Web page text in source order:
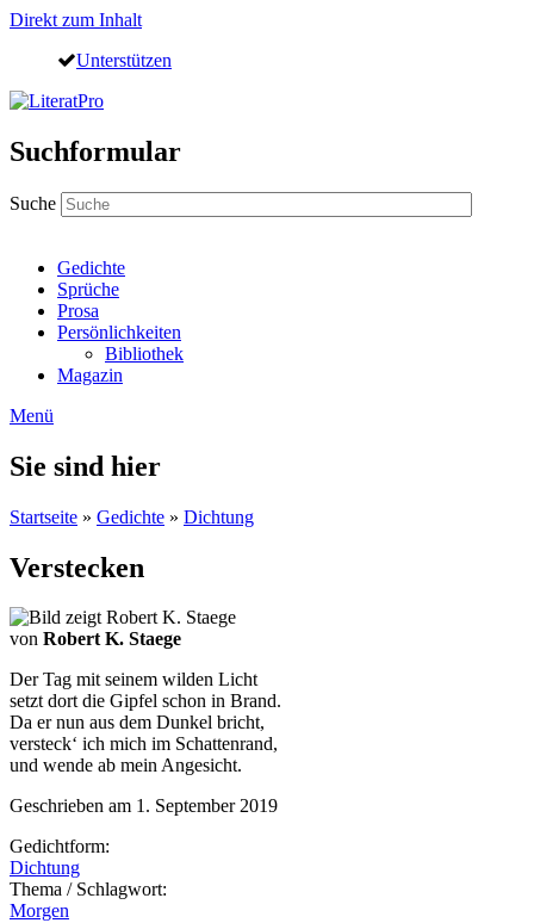
Direkt zum Inhalt
Unterstützen
Suchformular
Suche
Gedichte
Sprüche
Prosa
Persönlichkeiten
Bibliothek
Magazin
Menü
Sie sind hier
Startseite » Gedichte » Dichtung
Verstecken
von Robert K. Staege
Der Tag mit seinem wilden Licht
setzt dort die Gipfel schon in Brand.
Da er nun aus dem Dunkel bricht,
versteck‘ ich mich im Schattenrand,
und wende ab mein Angesicht.
Geschrieben am 1. September 2019
Gedichtform:
Dichtung
Thema / Schlagwort:
Morgen